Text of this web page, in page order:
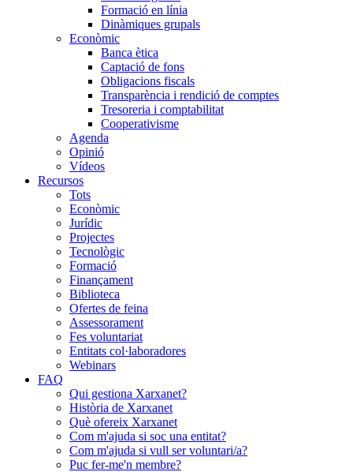
Formació en línia
Dinàmiques grupals
Econòmic
Banca ètica
Captació de fons
Obligacions fiscals
Transparència i rendició de comptes
Tresoreria i comptabilitat
Cooperativisme
Agenda
Opinió
Vídeos
Recursos
Tots
Econòmic
Jurídic
Projectes
Tecnològic
Formació
Finançament
Biblioteca
Ofertes de feina
Assessorament
Fes voluntariat
Entitats col·laboradores
Webinars
FAQ
Qui gestiona Xarxanet?
Història de Xarxanet
Què ofereix Xarxanet
Com m'ajuda si soc una entitat?
Com m'ajuda si vull ser voluntari/a?
Puc fer-me'n membre?